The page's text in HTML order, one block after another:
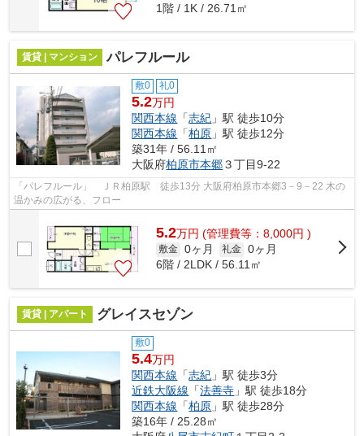
1階 / 1K / 26.71㎡
賃貸 | マンション パレフルール
敷0 礼0
5.2万円
関西本線 「志紀 」駅 徒歩10分
関西本線 「柏原 」駅 徒歩12分
築31年 / 56.11㎡
大阪府柏原市本郷３丁目9-22
「パレフルール」 ＪＲ柏原駅 徒歩13分 大阪府柏原市本郷3－9－22 木の
温かみの広がる、フロー
5.2万円 (管理費等：8,000円 )
敷金 0ヶ月 礼金 0ヶ月
6階 / 2LDK / 56.11㎡
賃貸 | アパート グレイスセゾン
敷0
5.4万円
関西本線 「志紀 」駅 徒歩3分
近鉄大阪線 「法善寺 」駅 徒歩18分
関西本線 「柏原 」駅 徒歩28分
築16年 / 25.28㎡